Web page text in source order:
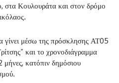
στα Κουλουράτα και στον δρόμο
γίνει μέσω της πρόσκλησης ΑΤ05
και το χρονοδιάγραμμα
μήνες, κατόπιν δημόσιου